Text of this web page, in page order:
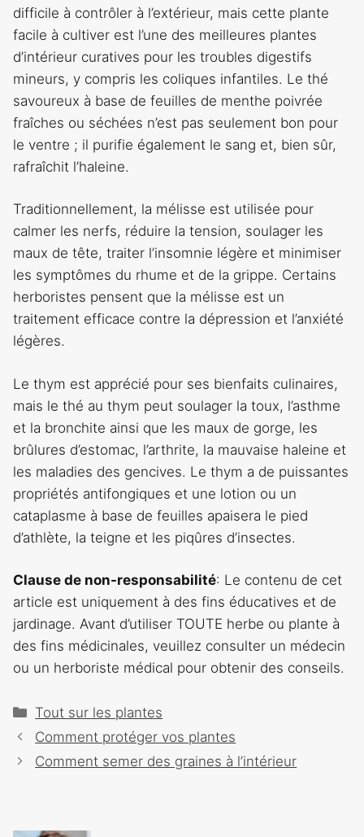
difficile à contrôler à l’extérieur, mais cette plante
facile à cultiver est l’une des meilleures plantes
d’intérieur curatives pour les troubles digestifs
mineurs, y compris les coliques infantiles. Le thé
savoureux à base de feuilles de menthe poivrée
fraîches ou séchées n’est pas seulement bon pour
le ventre ; il purifie également le sang et, bien sûr,
rafraîchit l’haleine.
Traditionnellement, la mélisse est utilisée pour
calmer les nerfs, réduire la tension, soulager les
maux de tête, traiter l’insomnie légère et minimiser
les symptômes du rhume et de la grippe. Certains
herboristes pensent que la mélisse est un
traitement efficace contre la dépression et l’anxiété
légères.
Le thym est apprécié pour ses bienfaits culinaires,
mais le thé au thym peut soulager la toux, l’asthme
et la bronchite ainsi que les maux de gorge, les
brûlures d’estomac, l’arthrite, la mauvaise haleine et
les maladies des gencives. Le thym a de puissantes
propriétés antifongiques et une lotion ou un
cataplasme à base de feuilles apaisera le pied
d’athlète, la teigne et les piqûres d’insectes.
Clause de non-responsabilité: Le contenu de cet
article est uniquement à des fins éducatives et de
jardinage. Avant d’utiliser TOUTE herbe ou plante à
des fins médicinales, veuillez consulter un médecin
ou un herboriste médical pour obtenir des conseils.
Catégories
Tout sur les plantes
Navigation
des
Comment protéger vos plantes
Comment semer des graines à l’intérieur